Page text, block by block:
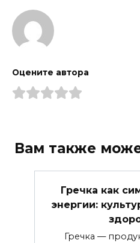
Оцените автора
Вам также
Гречка как
энергии:
Гречка —